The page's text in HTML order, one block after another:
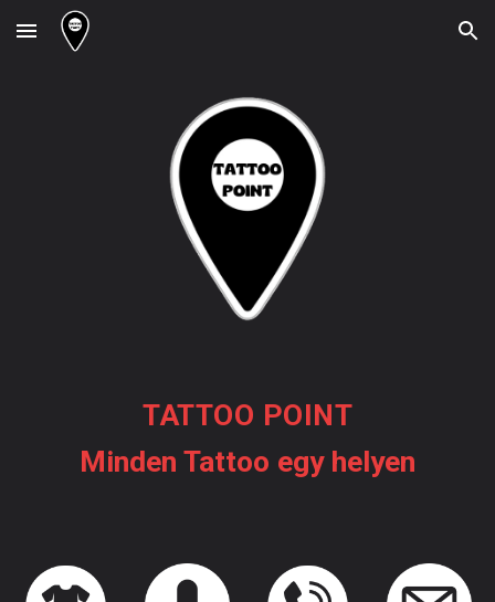
Skip to main content Skip to navigation
TATTOO POINT
Minden Tattoo egy helyen